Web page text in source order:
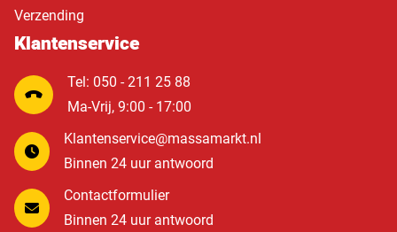
Verzending
Klantenservice
Tel: 050 - 211 25 88
Ma-Vrij, 9:00 - 17:00
Klantenservice@massamarkt.nl
Binnen 24 uur antwoord
Contactformulier
Binnen 24 uur antwoord